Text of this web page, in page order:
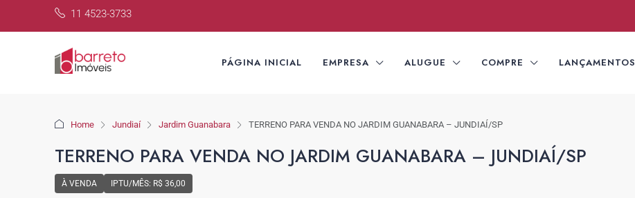
11 4523-3733
PÁGINA INICIAL EMPRESA ALUGUE COMPRE LANÇAMENTOS
Home Jundiaí Jardim Guanabara TERRENO PARA VENDA NO JARDIM GUANABARA – JUNDIAÍ/SP
TERRENO PARA VENDA NO JARDIM GUANABARA – JUNDIAÍ/SP
À VENDA IPTU/MÊS: R$ 36,00